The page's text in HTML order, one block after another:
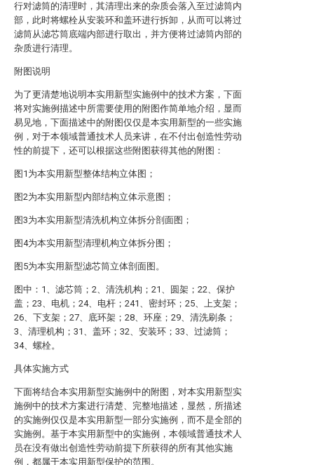
行对滤筒的清理时，其清理出来的杂质会落入至过滤筒内
部，此时将螺栓从安装环和盖环进行拆卸，从而可以将过
滤筒从滤芯筒底端内部进行取出，并方便将过滤筒内部的
杂质进行清理。
附图说明
为了更清楚地说明本实用新型实施例中的技术方案，下面
将对实施例描述中所需要使用的附图作简单地介绍，显而
易见地，下面描述中的附图仅仅是本实用新型的一些实施
例，对于本领域普通技术人员来讲，在不付出创造性劳动
性的前提下，还可以根据这些附图获得其他的附图：
图1为本实用新型整体结构立体图；
图2为本实用新型内部结构立体示意图；
图3为本实用新型清洗机构立体拆分剖面图；
图4为本实用新型清理机构立体拆分图；
图5为本实用新型滤芯筒立体剖面图。
图中：1、滤芯筒；2、清洗机构；21、圆架；22、保护
盖；23、电机；24、电杆；241、密封环；25、上支架；
26、下支架；27、底环架；28、环座；29、清洗刷条；
3、清理机构；31、盖环；32、安装环；33、过滤筒；
34、螺栓。
具体实施方式
下面将结合本实用新型实施例中的附图，对本实用新型实
施例中的技术方案进行清楚、完整地描述，显然，所描述
的实施例仅仅是本实用新型一部分实施例，而不是全部的
实施例。基于本实用新型中的实施例，本领域普通技术人
员在没有做出创造性劳动前提下所获得的所有其他实施
例，都属于本实用新型保护的范围。